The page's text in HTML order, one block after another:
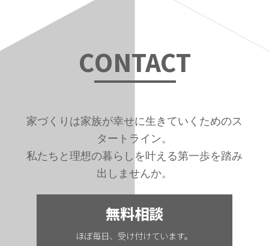
CONTACT
家づくりは家族が幸せに生きていくためのス
タートライン。
私たちと理想の暮らしを叶える第一歩を踏み
出しませんか。
無料相談
ほぼ毎日、受け付けています。